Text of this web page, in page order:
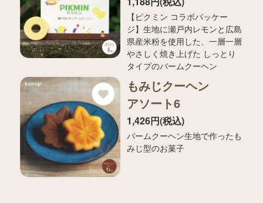
【ピクミン コラボパッケー
ジ】生地に瀬戸内レモンと広島
県産米粉を使用した、一層一層
やさしく焼き上げた しっとり
タイプのバームクーヘン
もみじクーヘン
アソート6
1,426円(税込)
バームクーヘン生地で作ったも
みじ型のお菓子